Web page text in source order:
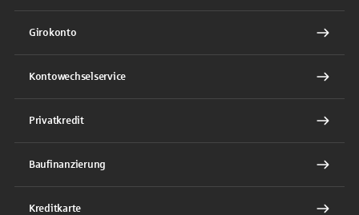
Girokonto
Kontowechselservice
Privatkredit
Baufinanzierung
Kreditkarte